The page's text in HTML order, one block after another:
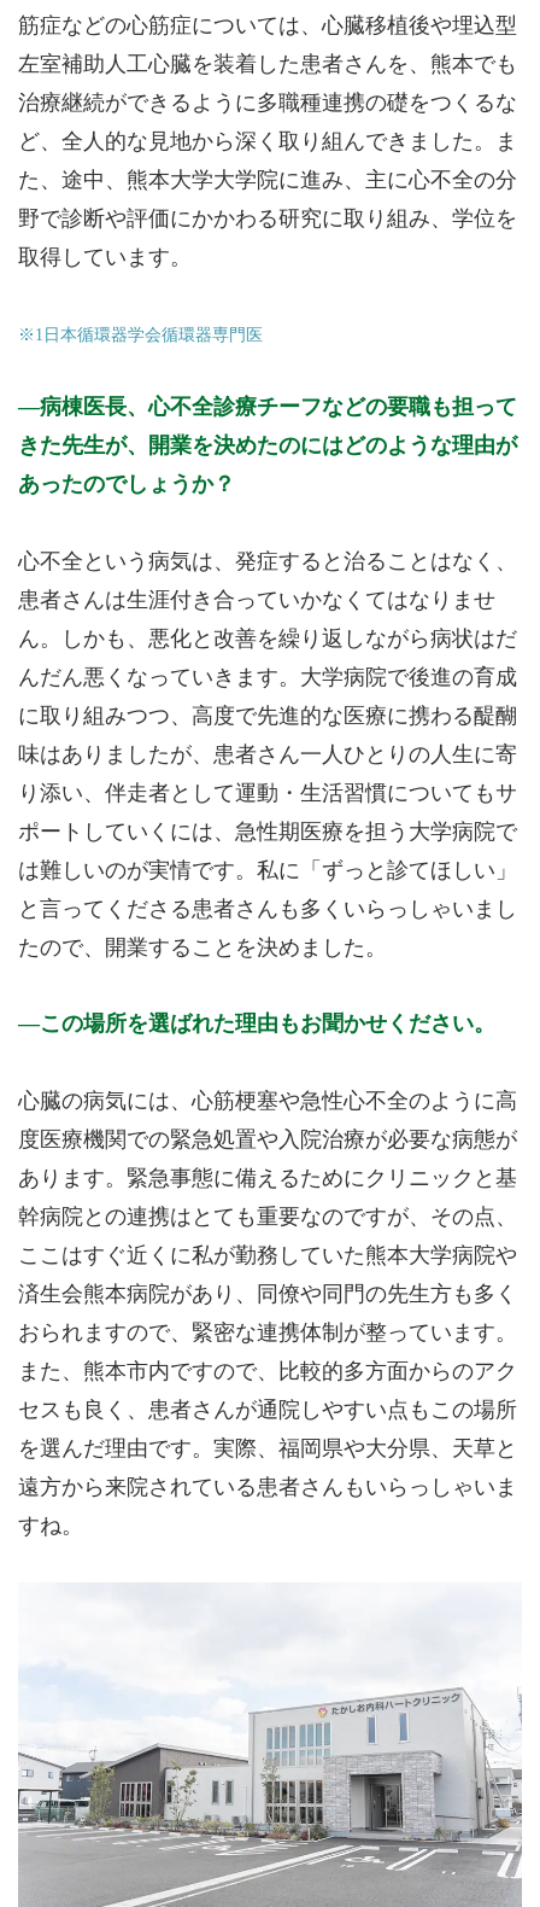
筋症などの心筋症については、心臓移植後や埋込型
左室補助人工心臓を装着した患者さんを、熊本でも
治療継続ができるように多職種連携の礎をつくるな
ど、全人的な見地から深く取り組んできました。ま
た、途中、熊本大学大学院に進み、主に心不全の分
野で診断や評価にかかわる研究に取り組み、学位を
取得しています。
※1日本循環器学会循環器専門医
病棟医長、心不全診療チーフなどの要職も担って
きた先生が、開業を決めたのにはどのような理由が
あったのでしょうか？
心不全という病気は、発症すると治ることはなく、
患者さんは生涯付き合っていかなくてはなりませ
ん。しかも、悪化と改善を繰り返しながら病状はだ
んだん悪くなっていきます。大学病院で後進の育成
に取り組みつつ、高度で先進的な医療に携わる醍醐
味はありましたが、患者さん一人ひとりの人生に寄
り添い、伴走者として運動・生活習慣についてもサ
ポートしていくには、急性期医療を担う大学病院で
は難しいのが実情です。私に「ずっと診てほしい」
と言ってくださる患者さんも多くいらっしゃいまし
たので、開業することを決めました。
この場所を選ばれた理由もお聞かせください。
心臓の病気には、心筋梗塞や急性心不全のように高
度医療機関での緊急処置や入院治療が必要な病態が
あります。緊急事態に備えるためにクリニックと基
幹病院との連携はとても重要なのですが、その点、
ここはすぐ近くに私が勤務していた熊本大学病院や
済生会熊本病院があり、同僚や同門の先生方も多く
おられますので、緊密な連携体制が整っています。
また、熊本市内ですので、比較的多方面からのアク
セスも良く、患者さんが通院しやすい点もこの場所
を選んだ理由です。実際、福岡県や大分県、天草と
遠方から来院されている患者さんもいらっしゃいま
すね。